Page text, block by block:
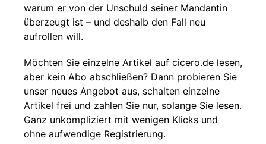
warum er von der Unschuld seiner Mandantin
überzeugt ist – und deshalb den Fall neu
aufrollen will.
Möchten Sie einzelne Artikel auf cicero.de lesen,
aber kein Abo abschließen? Dann probieren Sie
unser neues Angebot aus, schalten einzelne
Artikel frei und zahlen Sie nur, solange Sie lesen.
Ganz unkompliziert mit wenigen Klicks und
ohne aufwendige Registrierung.